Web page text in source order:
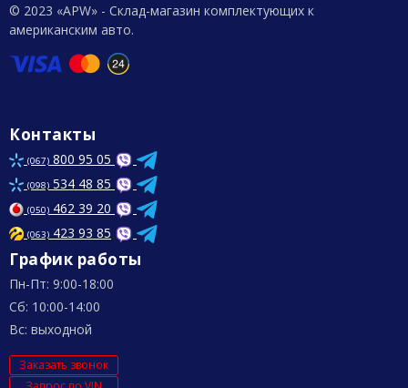
© 2023 «APW» - Склад-магазин комплектующих к
американским авто.
Контакты
(067) 800 95 05
(098) 534 48 85
(050) 462 39 20
(063) 423 93 85
График работы
Пн-Пт: 9:00-18:00
Сб: 10:00-14:00
Вс: выходной
Заказать звонок